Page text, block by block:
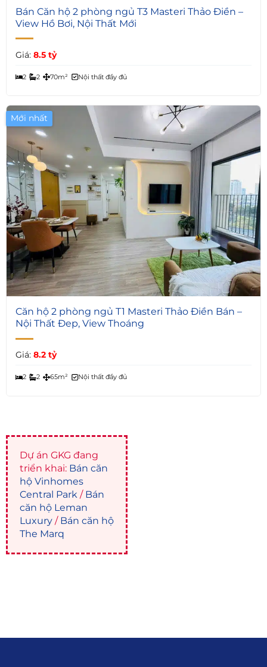
5
Bán Căn hộ 2 phòng ngủ T3 Masteri Thảo Điền –
View Hồ Bơi, Nội Thất Mới
Giá: 8.5 tỷ
2 2 70m² Nội thất đầy đủ
Mới nhất
6
Căn hộ 2 phòng ngủ T1 Masteri Thảo Điền Bán –
Nội Thất Đep, View Thoáng
Giá: 8.2 tỷ
2 2 65m² Nội thất đầy đủ
Dự án GKG đang
triển khai: Bán căn
hộ Vinhomes
Central Park / Bán
căn hộ Leman
Luxury / Bán căn hộ
The Marq